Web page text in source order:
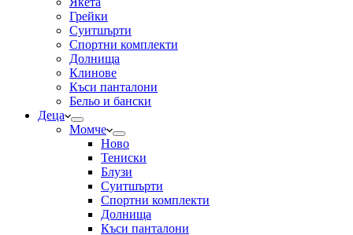
Грейки
Суитшърти
Спортни комплекти
Долнища
Клинове
Къси панталони
Бельо и бански
Деца
Момче
Ново
Тениски
Блузи
Суитшърти
Спортни комплекти
Долнища
Къси панталони